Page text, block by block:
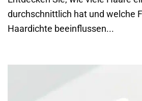
durchschnittlich hat und welche
Haardichte beeinflussen...